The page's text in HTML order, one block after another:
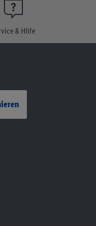
& Hilfe